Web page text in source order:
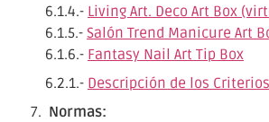
6.1.4.- Living Art. Deco Art Box
6.1.5.- Salón Trend Manicure Art
6.1.6.- Fantasy Nail Art Tip Box
6.2.1.- Descripción de los
Normas: